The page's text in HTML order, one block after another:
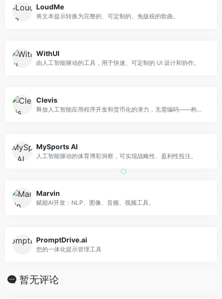
LoudMe
将文本提示转换为完整的、可定制的、免版税的歌曲。
WithUI
由人工智能驱动的工具，用于快速、可定制的 UI 设计和协作。
Clevis
释放人工智能应用程序开发和货币化的潜力，无需编码——构建、集成、自动化和销售。
MySports AI
人工智能驱动的体育博彩洞察，可实现战略性、盈利性投注。
Marvin
赋能AI开发：NLP、图像、音频、视频工具。
PromptDrive.ai
您的一体化提示管理工具
暂无评论